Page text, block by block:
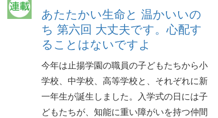
あたたかい生命と 温かいいの
ち 第六回 大丈夫です。心配す
ることはないですよ
今年は止揚学園の職員の子どもたちから小
学校、中学校、高等学校と、それぞれに新
一年生が誕生しました。入学式の日には子
どもたちが、知能に重い障がいを持つ仲間